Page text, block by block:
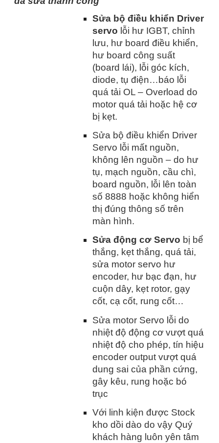
Sửa bộ điều khiển Driver
servo lỗi hư IGBT, chỉnh
lưu, hư board điều khiển,
hư board công suất
(board lái), lỗi góc kích,
diode, tụ điện…báo lỗi
quá tải OL – Overload do
motor quá tải hoặc hệ cơ
bị kẹt.
Sửa bộ điều khiển Driver
Servo lỗi mất nguồn,
không lên nguồn – do hư
tụ, mạch nguồn, cầu chì,
board nguồn, lỗi lên toàn
số 8888 hoặc không hiển
thị đúng thông số trên
màn hình.
Sửa động cơ Servo bị bể
thắng, kẹt thắng, quá tải,
sửa motor servo hư
encoder, hư bạc đạn, hư
cuộn dây, kẹt rotor, gạy
cốt, cạ cốt, rung cốt…
Sửa motor Servo lỗi do
nhiệt độ động cơ vượt quá
nhiệt độ cho phép, tín hiệu
encoder output vượt quá
dung sai của phần cứng,
gây kêu, rung hoặc bó
trục
Với linh kiện được Stock
kho dồi dào do vậy Quý
khách hàng luôn yên tâm